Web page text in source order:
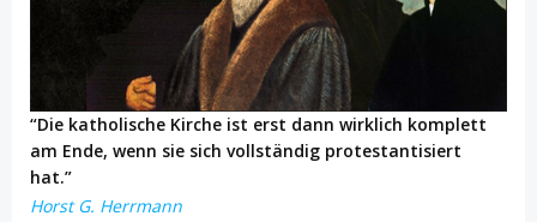
“Die katholische Kirche ist erst dann wirklich komplett
am Ende, wenn sie sich vollständig protestantisiert
hat.”
Horst G. Herrmann